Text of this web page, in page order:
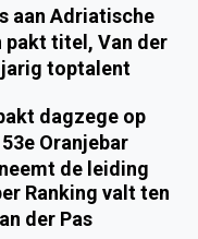
aan Adriatische
pakt titel, Van der
toptalent
dagzege op
Oranjebar
de leiding
Ranking valt ten
der Pas